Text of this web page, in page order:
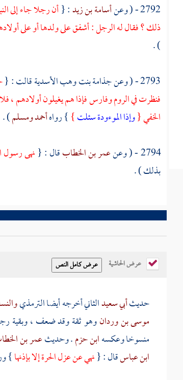
2792 - ( وعن
أسامة بن زيد: {أن رجلا جاء إلى
ذلك ؟ فقال له الرجل : أشفق على ولدها أو على
) .
2793 - ( وعن
جذامة بنت وهب الأسديةقالت : {
فنظرت فيالروموفارسفإذا هم يغيلون أولادهم ،
الخفي {وإذا الموءودة سئلت}} رواهأحمدومسلم) .
2794 - ( وعن
عمر بن الخطابقال : {نهى رسول
بذلك ) .
عرض الحاشية
حديثأبي سعيدالثاني أخرجه أيضاالترمذي
موسى بن وردانوهو ثقة وقد ضعف ، وبقية
منسوخا وعكسهابن حزم. وحديثعمر بن
ابن عباسقال : {نهي عن عزل الحرة إلا بإذنها}